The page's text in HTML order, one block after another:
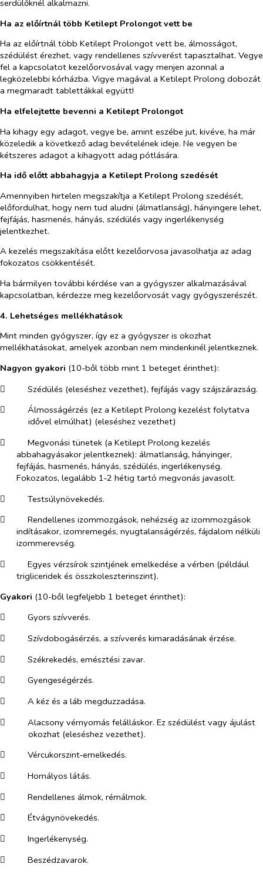
serdülőknél alkalmazni.
Ha az előírtnál több Ketilept Prolongot vett be
Ha az előírtnál több Ketilept Prolongot vett be, álmosságot,
szédülést érezhet, vagy rendellenes szívverést tapasztalhat. Vegye
fel a kapcsolatot kezelőorvosával vagy menjen azonnal a
legközelebbi kórházba. Vigye magával a Ketilept Prolong dobozát
a megmaradt tablettákkal együtt!
Ha elfelejtette bevenni a Ketilept Prolongot
Ha kihagy egy adagot, vegye be, amint eszébe jut, kivéve, ha már
közeledik a következő adag bevételének ideje. Ne vegyen be
kétszeres adagot a kihagyott adag pótlására.
Ha idő előtt abbahagyja a Ketilept Prolong szedését
Amennyiben hirtelen megszakítja a Ketilept Prolong szedését,
előfordulhat, hogy nem tud aludni (álmatlanság), hányingere lehet,
fejfájás, hasmenés, hányás, szédülés vagy ingerlékenység
jelentkezhet.
A kezelés megszakítása előtt kezelőorvosa javasolhatja az adag
fokozatos csökkentését.
Ha bármilyen további kérdése van a gyógyszer alkalmazásával
kapcsolatban, kérdezze meg kezelőorvosát vagy gyógyszerészét.
4. Lehetséges mellékhatások
Mint minden gyógyszer, így ez a gyógyszer is okozhat
mellékhatásokat, amelyek azonban nem mindenkinél jelentkeznek.
Nagyon gyakori (10-ből több mint 1 beteget érinthet):
​
Szédülés (eleséshez vezethet), fejfájás vagy szájszárazság.
​
Álmosságérzés (ez a Ketilept Prolong kezelést folytatva
idővel elmúlhat) (eleséshez vezethet)
​
Megvonási tünetek (a Ketilept Prolong kezelés
abbahagyásakor jelentkeznek): álmatlanság, hányinger,
fejfájás, hasmenés, hányás, szédülés, ingerlékenység.
Fokozatos, legalább 1‑2 hétig tartó megvonás javasolt.
​
Testsúlynövekedés.
​
Rendellenes izommozgások, nehézség az izommozgások
indításakor, izomremegés, nyugtalanságérzés, fájdalom nélküli
izommerevség.
​
Egyes vérzsírok szintjének emelkedése a vérben (például
trigliceridek és összkoleszterinszint).
Gyakori (10-ből legfeljebb 1 beteget érinthet):
​
Gyors szívverés.
​
Szívdobogásérzés, a szívverés kimaradásának érzése.
​
Székrekedés, emésztési zavar.
​
Gyengeségérzés.
​
A kéz és a láb megduzzadása.
​
Alacsony vérnyomás felálláskor. Ez szédülést vagy ájulást
okozhat (eleséshez vezethet).
​
Vércukorszint‑emelkedés.
​
Homályos látás.
​
Rendellenes álmok, rémálmok.
​
Étvágynövekedés.
​
Ingerlékenység.
​
Beszédzavarok.